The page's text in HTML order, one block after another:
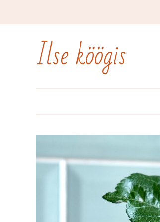
Ilse köögis